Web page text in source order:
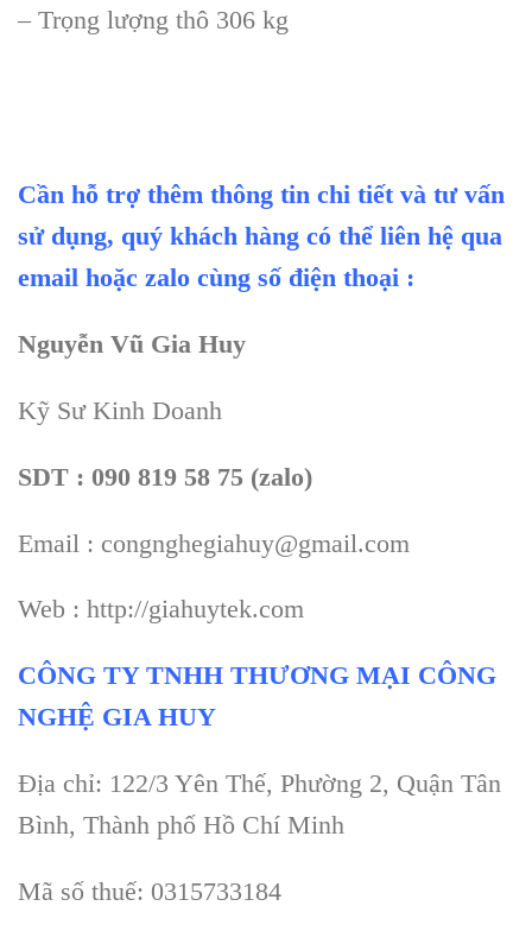
– Trọng lượng thô 306 kg
Cần hỗ trợ thêm thông tin chi tiết và tư vấn
sử dụng, quý khách hàng có thể liên hệ qua
email hoặc zalo cùng số điện thoại :
Nguyễn Vũ Gia Huy
Kỹ Sư Kinh Doanh
SDT : 090 819 58 75 (zalo)
Email : congnghegiahuy@gmail.com
Web : http://giahuytek.com
CÔNG TY TNHH THƯƠNG MẠI CÔNG
NGHỆ GIA HUY
Địa chỉ: 122/3 Yên Thế, Phường 2, Quận Tân
Bình, Thành phố Hồ Chí Minh
Mã số thuế: 0315733184